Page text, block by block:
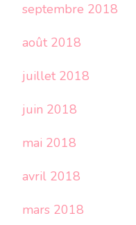
septembre 2018
août 2018
juillet 2018
juin 2018
mai 2018
avril 2018
mars 2018